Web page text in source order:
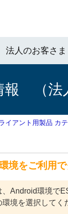
法人のお客さま
報 （法
イアント用製品 カ
境をご利用
、Android環境で
環境を選択してく